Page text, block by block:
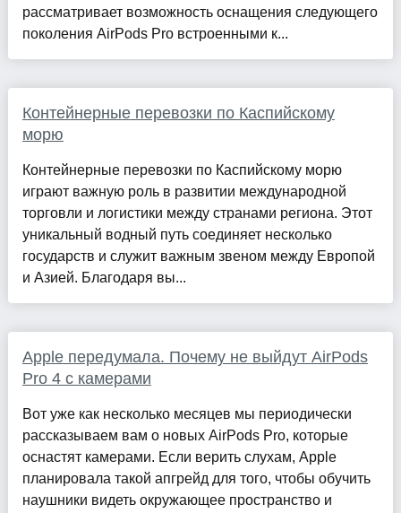
рассматривает возможность оснащения следующего
поколения AirPods Pro встроенными к...
Контейнерные перевозки по Каспийскому
морю
Контейнерные перевозки по Каспийскому морю
играют важную роль в развитии международной
торговли и логистики между странами региона. Этот
уникальный водный путь соединяет несколько
государств и служит важным звеном между Европой
и Азией. Благодаря вы...
Apple передумала. Почему не выйдут AirPods
Pro 4 с камерами
Вот уже как несколько месяцев мы периодически
рассказываем вам о новых AirPods Pro, которые
оснастят камерами. Если верить слухам, Apple
планировала такой апгрейд для того, чтобы обучить
наушники видеть окружающее пространство и